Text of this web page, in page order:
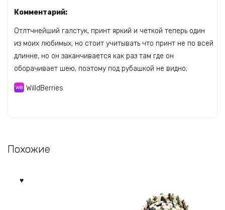
Комментарий:
Отлтчнейший галстук, принт яркий и четкой теперь один
из моих любимых, но стоит учитывать что принт не по всей
длинне, но он заканчивается как раз там где он
оборачивает шею, поэтому под рубашкой не видно;
WilldBerries
Похожие